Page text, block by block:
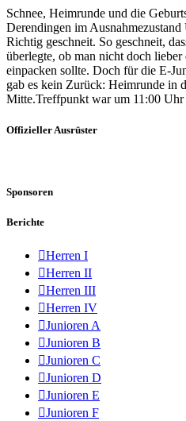
Schnee, Heimrunde und die
Derendingen im Ausnahmezustand
Richtig geschneit. So geschneit,
überlegte, ob man nicht doch
einpacken sollte. Doch für die E-
gab es kein Zurück: Heimrunde in
Mitte.Treffpunkt war um 11:00
Offizieller Ausrüster
Sponsoren
Berichte
Herren I
Herren II
Herren III
Herren IV
Junioren A
Junioren B
Junioren C
Junioren D
Junioren E
Junioren F